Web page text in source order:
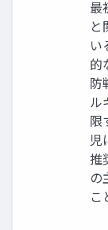
最
と
い
的
防
ル
限
児
推
の
こ